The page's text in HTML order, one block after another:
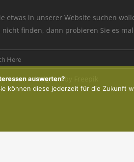
etwas in unserer Website suchen
nicht finden, dann probieren Sie es mal
Kerze : designed by Freepik
auswerten?
können diese jederzeit für die Zukunft